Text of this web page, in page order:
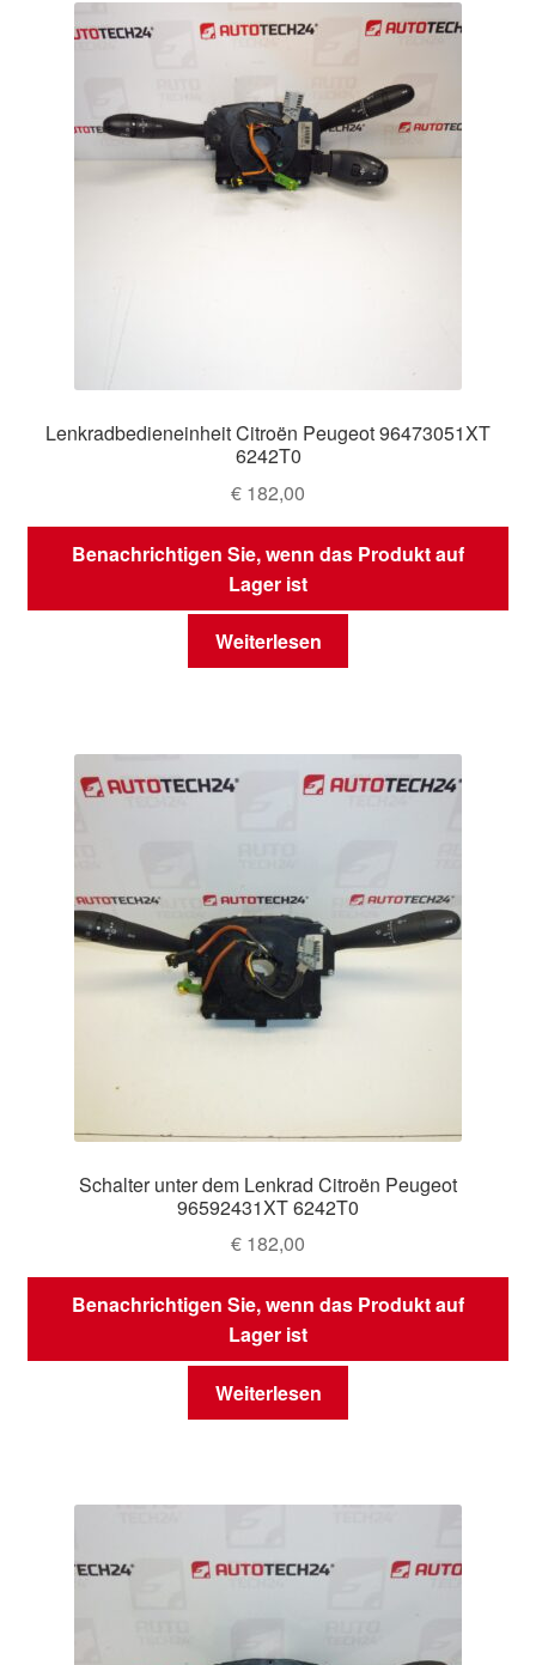
Lenkradbedieneinheit Citroën Peugeot 96473051XT
6242T0
€ 182,00
Benachrichtigen Sie, wenn das Produkt auf
Lager ist
Weiterlesen
Schalter unter dem Lenkrad Citroën Peugeot
96592431XT 6242T0
€ 182,00
Benachrichtigen Sie, wenn das Produkt auf
Lager ist
Weiterlesen